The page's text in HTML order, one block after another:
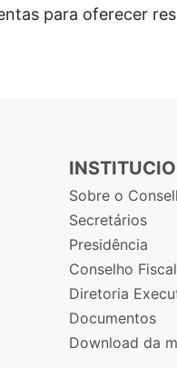
para oferecer
Sobre o
Secretários
Presidência
Conselho Fiscal
Diretoria
Documentos
Download da